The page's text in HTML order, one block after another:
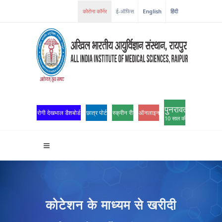
ई-ऑफिस English हिंदी
रोगी देखभाल डैशबोर्ड छात्र पोर्टल स्क्रीन रीडर एक्सेसऑनलाइन ओपीडी पंजीकरण
पुनरावर्तन
10 साल की उत्कृष्टता
कोटेशन के माध्यम से खरीदी